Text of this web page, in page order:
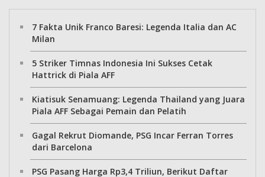
7 Fakta Unik Franco Baresi: Legenda Italia dan AC
Milan
5 Striker Timnas Indonesia Ini Sukses Cetak
Hattrick di Piala AFF
Kiatisuk Senamuang: Legenda Thailand yang Juara
Piala AFF Sebagai Pemain dan Pelatih
Gagal Rekrut Diomande, PSG Incar Ferran Torres
dari Barcelona
PSG Pasang Harga Rp3,4 Triliun, Berikut Daftar